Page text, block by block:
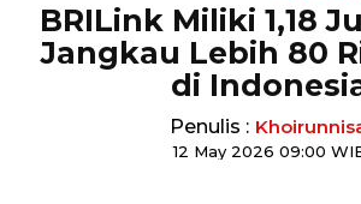
BRILink Miliki 1,18
Jangkau Lebih 80
di
Penulis :
12 May 2026 09:00